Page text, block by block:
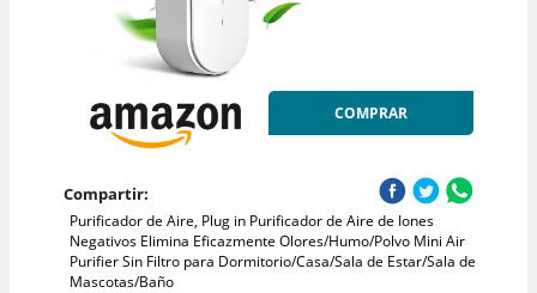
COMPRAR
Compartir:
Purificador de Aire, Plug in Purificador de Aire de Iones
Negativos Elimina Eficazmente Olores/Humo/Polvo Mini Air
Purifier Sin Filtro para Dormitorio/Casa/Sala de Estar/Sala de
Mascotas/Baño